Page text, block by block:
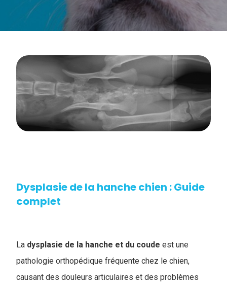
Dysplasie de la hanche chien : Guide
complet
La dysplasie de la hanche et du coude est une
pathologie orthopédique fréquente chez le chien,
causant des douleurs articulaires et des problèmes